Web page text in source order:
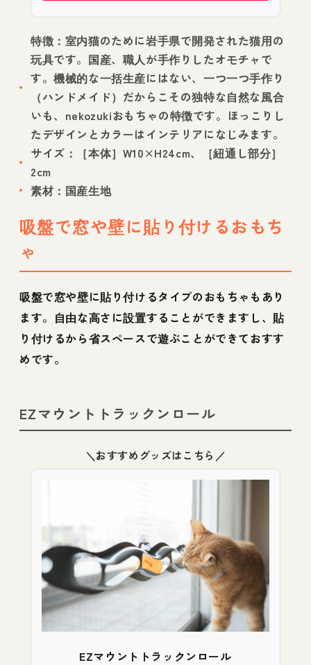
特徴：室内猫のために岩手県で開発された猫用の
玩具です。国産、職人が手作りしたオモチャで
す。機械的な一括生産にはない、一つ一つ手作り
（ハンドメイド）だからこその独特な自然な風合
いも、nekozukiおもちゃの特徴です。ほっこりし
たデザインとカラーはインテリアになじみます。
サイズ：［本体］W10×H24cm、［紐通し部分］
2cm
素材：国産生地
吸盤で窓や壁に貼り付けるおもち
ゃ
吸盤で窓や壁に貼り付けるタイプのおもちゃもあり
ます。自由な高さに設置することができますし、貼
り付けるから省スペースで遊ぶことができておすす
めです。
EZマウントトラックンロール
＼おすすめグッズはこちら／
EZマウントトラックンロール